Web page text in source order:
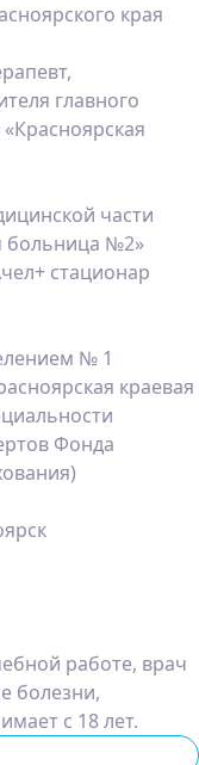
края
главного
части
больница №2»
стационар
№ 1
краевая
Фонда
работе, врач
болезни,
с 18 лет.